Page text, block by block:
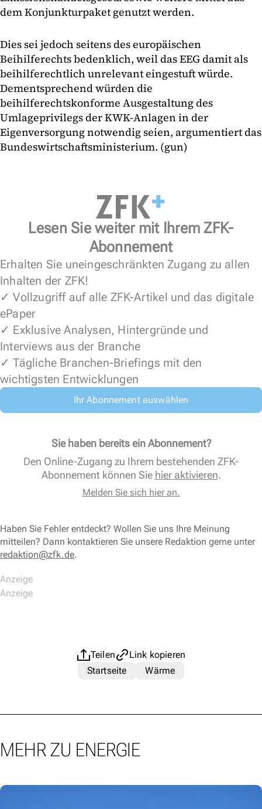
dem Konjunkturpaket genutzt werden.
Dies sei jedoch seitens des europäischen
Beihilferechts bedenklich, weil das EEG damit als
beihilferechtlich unrelevant eingestuft würde.
Dementsprechend würden die
beihilferechtskonforme Ausgestaltung des
Umlageprivilegs der KWK-Anlagen in der
Eigenversorgung notwendig seien, argumentiert das
Bundeswirtschaftsministerium. (gun)
Lesen Sie weiter mit Ihrem ZFK-
Abonnement
Erhalten Sie uneingeschränkten Zugang zu allen
Inhalten der ZFK!
✓ Vollzugriff auf alle ZFK-Artikel und das digitale
ePaper
✓ Exklusive Analysen, Hintergründe und
Interviews aus der Branche
✓ Tägliche Branchen-Briefings mit den
wichtigsten Entwicklungen
Ihr Abonnement auswählen
Sie haben bereits ein Abonnement?
Den Online-Zugang zu Ihrem bestehenden ZFK-
Abonnement können Sie hier aktivieren.
Melden Sie sich hier an.
Haben Sie Fehler entdeckt? Wollen Sie uns Ihre Meinung
mitteilen? Dann kontaktieren Sie unsere Redaktion gerne unter
redaktion@zfk.de.
Teilen
Link kopieren
Startseite
Wärme
MEHR ZU ENERGIE